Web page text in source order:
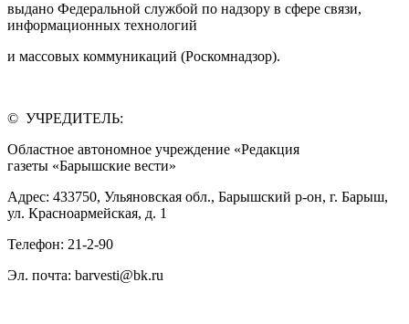
выдано Федеральной службой по надзору в сфере связи,
информационных технологий
и массовых коммуникаций (Роскомнадзор).
© УЧРЕДИТЕЛЬ:
Областное автономное учреждение «Редакция
газеты «Барышские вести»
Адрес: 433750, Ульяновская обл., Барышский р-он, г. Барыш,
ул. Красноармейская, д. 1
Телефон: 21-2-90
Эл. почта: barvesti@bk.ru